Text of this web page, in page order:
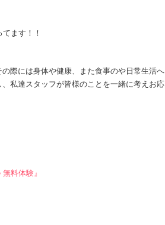
てます！！
際には身体や健康、また食事のや日常生活へ
私達スタッフが皆様のことを一緒に考えお応
料体験』